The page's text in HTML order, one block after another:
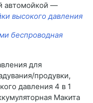
автомойкой —
высокого давления
беспроводная
для
продувки,
давления 4 в 1
Макита